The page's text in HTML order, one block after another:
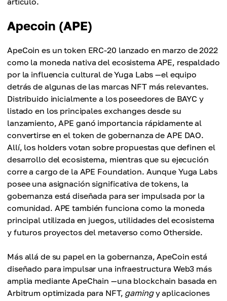
Apecoin (APE)
ApeCoin es un token ERC-20 lanzado en marzo de 2022
como la moneda nativa del ecosistema APE, respaldado
por la influencia cultural de Yuga Labs —el equipo
detrás de algunas de las marcas NFT más relevantes.
Distribuido inicialmente a los poseedores de BAYC y
listado en los principales exchanges desde su
lanzamiento, APE ganó importancia rápidamente al
convertirse en el token de gobernanza de APE DAO.
Allí, los holders votan sobre propuestas que definen el
desarrollo del ecosistema, mientras que su ejecución
corre a cargo de la APE Foundation. Aunque Yuga Labs
posee una asignación significativa de tokens, la
gobernanza está diseñada para ser impulsada por la
comunidad. APE también funciona como la moneda
principal utilizada en juegos, utilidades del ecosistema
y futuros proyectos del metaverso como Otherside.
Más allá de su papel en la gobernanza, ApeCoin está
diseñado para impulsar una infraestructura Web3 más
amplia mediante ApeChain —una blockchain basada en
Arbitrum optimizada para NFT, gamingy aplicaciones